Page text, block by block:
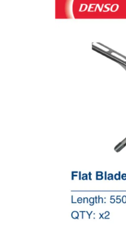
POMOĆ PRI KUPOVINI
porudžbine
011 4427900
office@kitcommerce.rs